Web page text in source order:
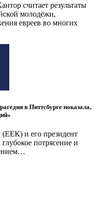
считает результаты
молодёжи,
евреев во многих
в Питтсбурге показала,
(ЕЕК) и его президент
потрясение и